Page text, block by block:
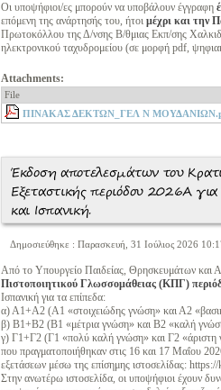
Οι υποψήφιοι/ες μπορούν να υποβάλουν έγγραφη
επόμενη της ανάρτησής του, ήτοι μέχρι και την
Πρωτοκόλλου της Δ/νσης Β/θμιας Εκπ/σης
ηλεκτρονικού ταχυδρομείου (σε μορφή pdf,
Attachments:
File
ΠΙΝΑΚΑΣ ΔΕΚΤΩΝ_ΓΕΛ Ν
Έκδοση αποτελεσμάτων του
Εξεταστικής περιόδου 2026Α
και Ισπανική.
Δημοσιεύθηκε : Παρασκευή, 31 Ιούλιος 2026
Από το Υπουργείο Παιδείας, Θρησκευμάτων και
Πιστοποιητικού Γλωσσομάθειας (ΚΠΓ)
Ισπανική για τα επίπεδα:
α) Α1+Α2 (Α1 «στοιχειώδης γνώση» και Α2
β) Β1+Β2 (Β1 «μέτρια γνώση» και Β2 «καλή
γ) Γ1+Γ2 (Γ1 «πολύ καλή γνώση» και Γ2 «άριστη
που πραγματοποιήθηκαν στις 16 και 17 Μαΐου
εξετάσεων μέσω της επίσημης ιστοσελίδας:
Στην ανωτέρω ιστοσελίδα, οι υποψήφιοι έχουν